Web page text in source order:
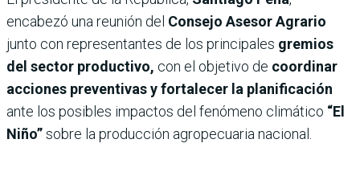
encabezó una reunión del Consejo Asesor Agrario
junto con representantes de los principales gremios
del sector productivo, con el objetivo de coordinar
acciones preventivas y fortalecer la planificación
ante los posibles impactos del fenómeno climático “El
Niño”sobre la producción agropecuaria nacional.